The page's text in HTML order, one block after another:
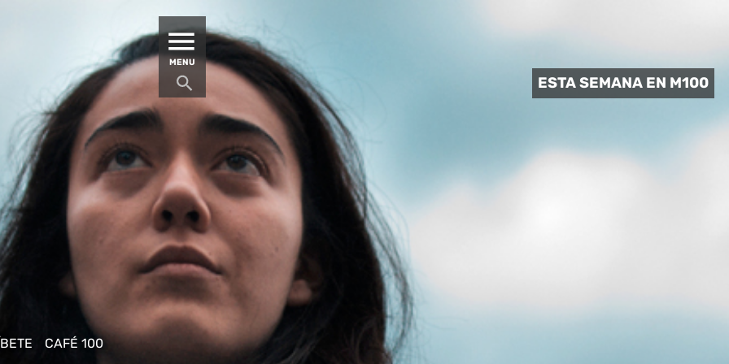
MENU
CAFÉ 100
ESTA SEMANA EN M100